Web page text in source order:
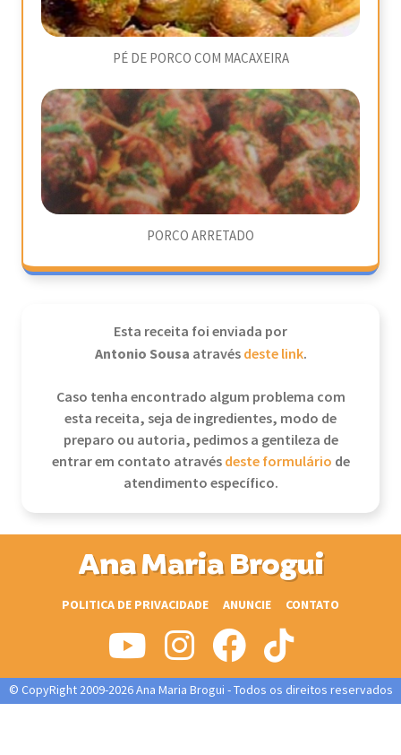
PÉ DE PORCO COM MACAXEIRA
PORCO ARRETADO
Esta receita foi enviada por
Antonio Sousa atravésdeste link.
Caso tenha encontrado algum problema com
esta receita, seja de ingredientes, modo de
preparo ou autoria, pedimos a gentileza de
entrar em contato atravésdeste formulário de
atendimento específico.
Ana Maria Brogui
POLITICA DE PRIVACIDADE ANUNCIE CONTATO
© CopyRight 2009-2026 Ana Maria Brogui - Todos os direitos reservados